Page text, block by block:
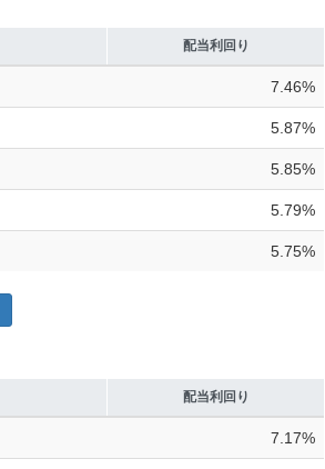
配当利回り
7.46%
5.87%
5.85%
5.79%
5.75%
配当利回り
7.17%